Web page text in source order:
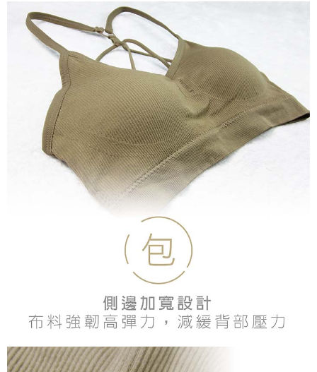
５．嚴禁一人註冊多個帳號或使用他人資訊註冊。若發現惡意使用之情形，
恩沛科技股份有限公司將有權停止該用戶之使用額度並採取法律行動。